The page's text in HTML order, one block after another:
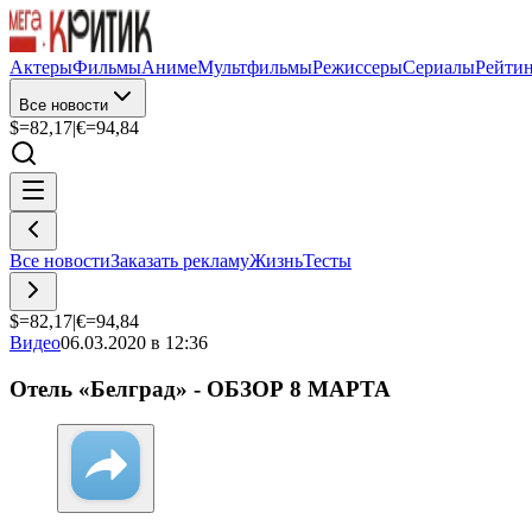
АктерыФильмыАнимеМультфильмыРежиссерыСериалы
Все новости
$=82,17|€=94,84
Все новостиЗаказать рекламуЖизньТесты
$=82,17|€=94,84
Видео06.03.2020 в 12:36
Отель «Белград» - ОБЗОР 8 МАРТА